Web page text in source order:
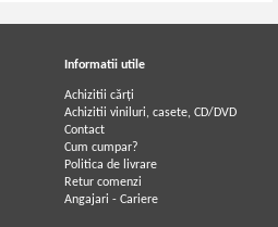
Informatii utile
Achizitii cărți
Achizitii viniluri, casete, CD/DVD
Contact
Cum cumpar?
Politica de livrare
Retur comenzi
Angajari - Cariere